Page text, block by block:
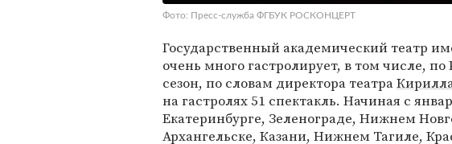
Фото: Пресс-служба ФГБУК РОСКОНЦЕРТ
Государственный академический театр
очень много гастролирует, в том числе,
сезон, по словам директора театра
на гастролях 51 спектакль. Начиная с
Екатеринбурге, Зеленограде, Нижнем
Архангельске, Казани, Нижнем Тагиле,